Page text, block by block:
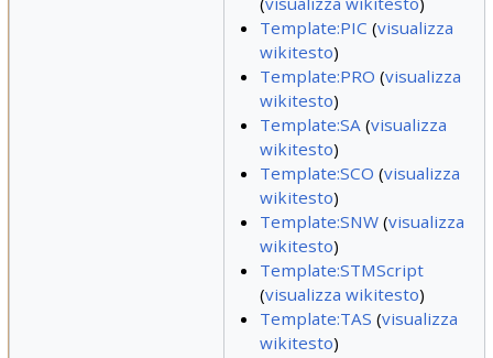
Template:PIC (visualizza
wikitesto)
Template:PRO (visualizza
wikitesto)
Template:SA(visualizza
wikitesto)
Template:SCO (visualizza
wikitesto)
Template:SNW(visualizza
wikitesto)
Template:STMScript
(visualizza wikitesto)
Template:TAS (visualizza
wikitesto)